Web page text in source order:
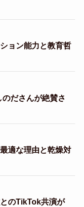
ョン能力と教育哲
ださんが絶賛さ
適な理由と乾燥対
のTikTok共演が